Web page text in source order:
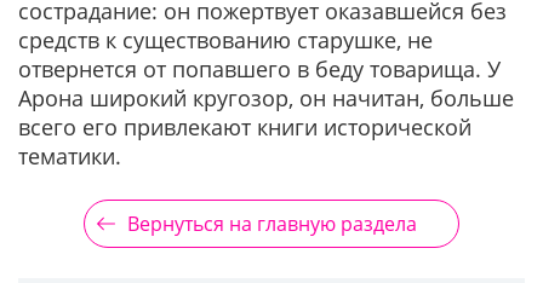
сострадание: он пожертвует оказавшейся без
средств к существованию старушке, не
отвернется от попавшего в беду товарища. У
Арона широкий кругозор, он начитан, больше
всего его привлекают книги исторической
тематики.
Вернуться на главную раздела